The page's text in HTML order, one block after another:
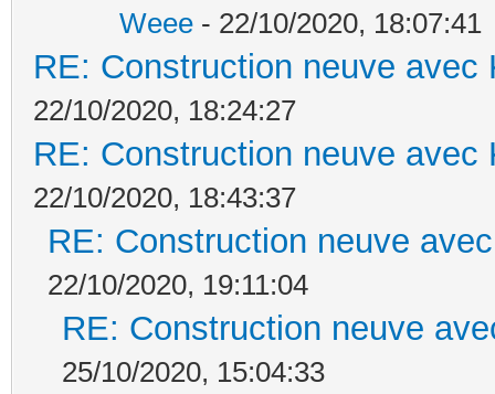
Weee - 22/10/2020, 18:07:41
RE: Construction neuve avec
22/10/2020, 18:24:27
RE: Construction neuve avec
22/10/2020, 18:43:37
RE: Construction neuve
22/10/2020, 19:11:04
RE: Construction neuve
25/10/2020, 15:04:33